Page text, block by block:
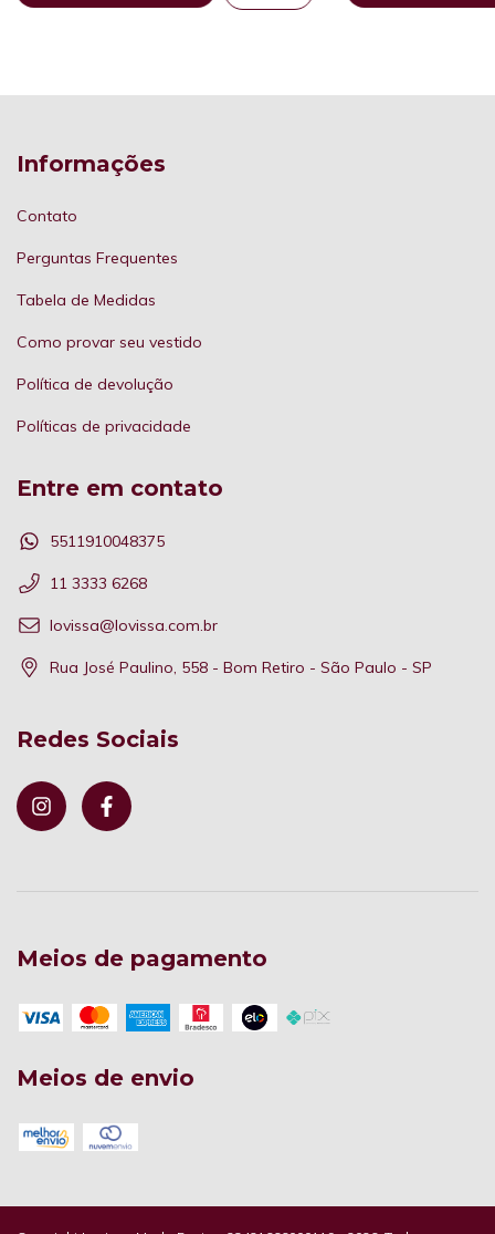
Informações
Contato
Perguntas Frequentes
Tabela de Medidas
Como provar seu vestido
Política de devolução
Políticas de privacidade
Entre em contato
5511910048375
11 3333 6268
lovissa@lovissa.com.br
Rua José Paulino, 558 - Bom Retiro - São Paulo - SP
Redes Sociais
Meios de pagamento
Meios de envio